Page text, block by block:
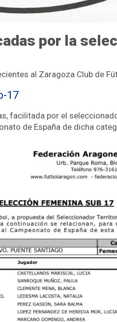
por la
al Zaragoza Club de
17
facilitada por el
de España de dicha